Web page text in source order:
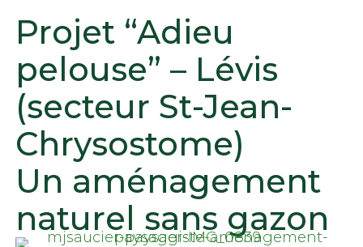
Projet “Adieu
pelouse” – Lévis
(secteur St-Jean-
Chrysostome)
Un aménagement
naturel sans gazon